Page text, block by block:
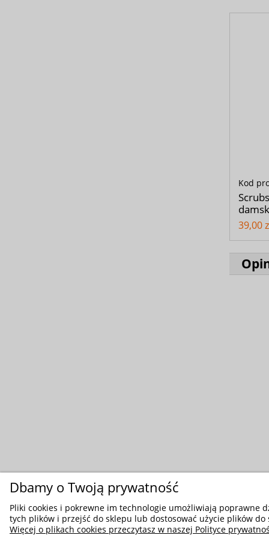
Kod
39,00
Dbamy o Twoją prywatność
Pliki cookies i pokrewne im technologie umożliwiają poprawne
tych plików i przejść do sklepu lub dostosować użycie plików
Więcej o plikach cookies przeczytasz w naszej Polityce